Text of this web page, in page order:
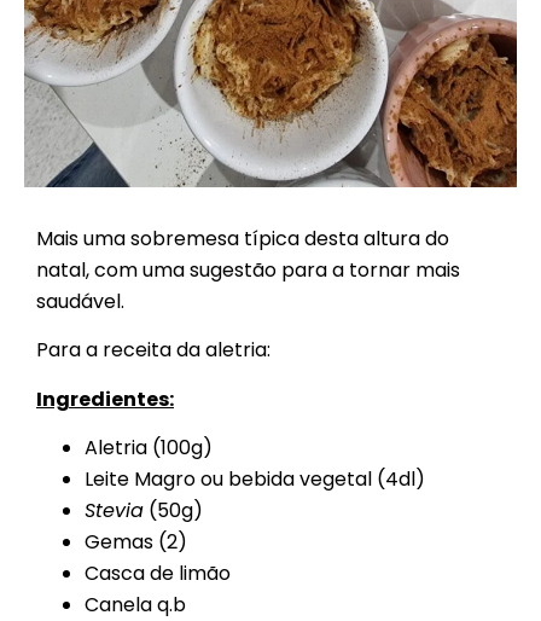
Mais uma sobremesa típica desta altura do
natal, com uma sugestão para a tornar mais
saudável.
Para a receita da aletria:
Ingredientes:
Aletria (100g)
Leite Magro ou bebida vegetal (4dl)
Stevia (50g)
Gemas (2)
Casca de limão
Canela q.b